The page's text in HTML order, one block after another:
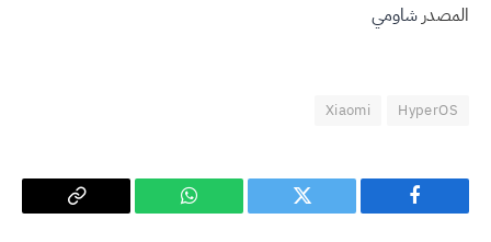
المصدر شاومي
HyperOS
Xiaomi
فيسبوك تويتر واتساب
Copy